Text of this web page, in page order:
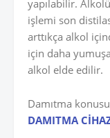
yapılabilir.
işlemi son
arttıkça alkol
için daha
alkol elde edilir.
Damıtma
DAMITMA